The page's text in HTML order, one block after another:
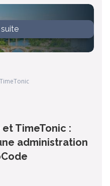
TimeTonic :
administration